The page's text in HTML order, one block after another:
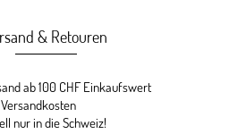
& Retouren
ab 100 CHF Einkaufswert
nur in die Schweiz!